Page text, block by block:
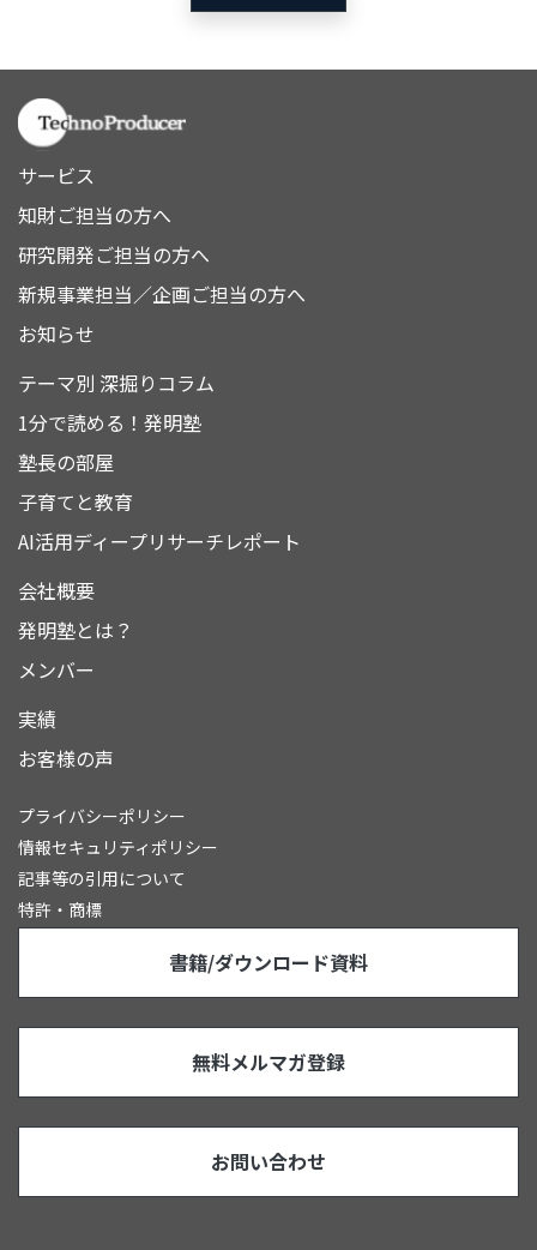
サービス
知財ご担当の方へ
研究開発ご担当の方へ
新規事業担当／企画ご担当の方へ
お知らせ
テーマ別 深掘りコラム
1分で読める！発明塾
塾長の部屋
子育てと教育
AI活用ディープリサーチレポート
会社概要
発明塾とは？
メンバー
実績
お客様の声
プライバシーポリシー
情報セキュリティポリシー
記事等の引用について
特許・商標
書籍/ダウンロード資料
無料メルマガ登録
お問い合わせ